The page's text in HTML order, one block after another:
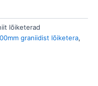
lõiketerad
graniidist lõiketera,